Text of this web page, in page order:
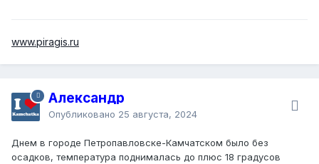
www.piragis.ru
Александр
Опубликовано 25 августа, 2024
Днем в городе Петропавловске-Камчатском было без
осадков, температура поднималась до плюс 18 градусов